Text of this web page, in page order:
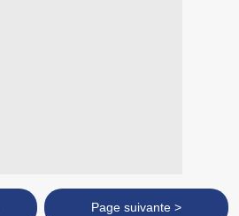
Page suivante >